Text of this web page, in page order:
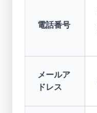
電話番号
メールア
ドレス